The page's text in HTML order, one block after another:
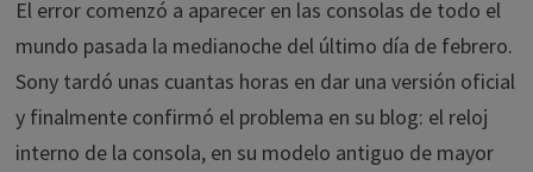
El error comenzó a aparecer en las consolas de todo el
mundo pasada la medianoche del último día de febrero.
Sony tardó unas cuantas horas en dar una versión oficial
y finalmente confirmó el problema en su blog: el reloj
interno de la consola, en su modelo antiguo de mayor